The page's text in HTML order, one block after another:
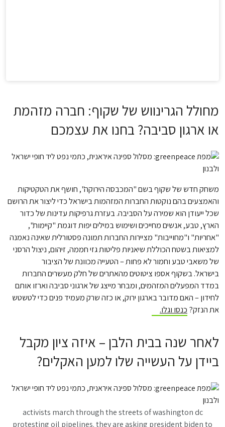
מחולל הגרינווש של שקוף: חברה מזהמת
או ארגון סביבה? בחנו את עצמכם
משחק חדש של שקוף בשם "המכבסה הירוקה", חושף את הטקטיקות
והאמצעים בהם נוקטות החברות המזהמות בישראל כדי ליצור את הרושם
שכל ייעודן הוא שמירה על הסביבה. בעזרת גרפיקות עדינות של כדור
הארץ, טבע, אנשים מחייכים ושימוש במילים יפות דוגמת "קיימות",
"אחריות" ו"מחוייבות" מציירות החברות תמונה פסטורלית שאינה נאמנה
למציאות בשטח הכוללת שיאניות פליטות גזי חממה, זיהום, ניצול הרסני
של משאבי טבע וחמור לא פחות – הטעייה מכוונת של הציבור
בישראל. בשקוף אספו ציטוטים מהאתרים של חלק מעשרים החברות
במדד המפעלים המזהמים, ומבחר מייצג של ארגוני סביבה וארזו אותם
לחידון – האם מדובר בארגון ירוק, או כזה שרק מעמיד פנים כדי לטשטש
את הנזק? כנסו וגלו.
לאחר שנה בבית הלבן – איזה ציון מקבל
ביידן על העשייה שלו למען האקלים?
activists march through the streets of washington dc
protesting oil pipelines. they are asking president biden to